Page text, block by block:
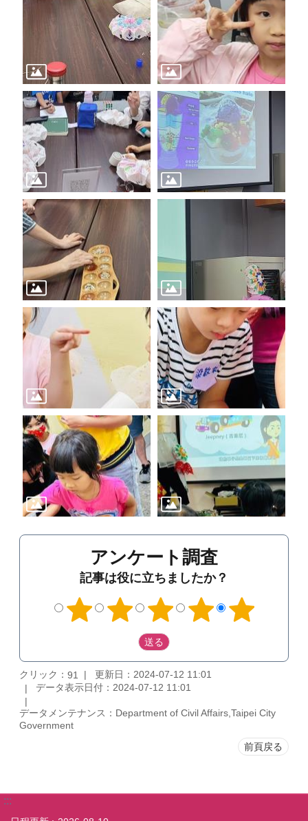
アンケート調査
記事は役に立ちましたか？
クリック： 91
更新日：2024-07-12 11:01
データ表示日付：2024-07-12 11:01
データメンテナンス：Department of Civil Affairs,Taipei City
Government
前頁戻る
:::